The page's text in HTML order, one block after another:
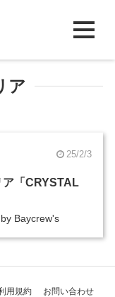
ア
25/2/3
「CRYSTAL
Baycrew's
用規約 お問い合わせ